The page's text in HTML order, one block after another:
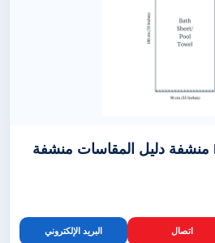
منشفة مسبح Beach منشفة دليل المقاسات منشفة
اتصال البريد الإلكتروني